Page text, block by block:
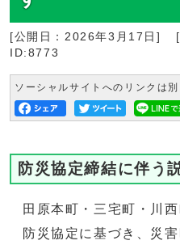
[公開日： 2026年3月17日 ]
ID:8773
ソーシャルサイトへのリンクは
防災協定締結に伴う
田原本町・三宅町・川
防災協定に基づき、災